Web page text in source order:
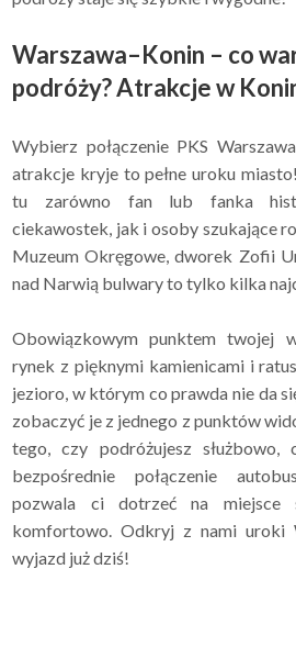
Warszawa–Konin – co
podróży? Atrakcje w
Wybierz połączenie PKS
atrakcje kryje to pełne uroku
tu zarówno fan lub fanka
ciekawostek, jak i osoby szukające
Muzeum Okręgowe, dworek Zofii
nad Narwią bulwary to tylko kilka
Obowiązkowym punktem twojej
rynek z pięknymi kamienicami i
jezioro, w którym co prawda nie da
zobaczyć je z jednego z punktów
tego, czy podróżujesz służbowo,
bezpośrednie połączenie
pozwala ci dotrzeć na miejsce
komfortowo. Odkryj z nami uroki
wyjazd już dziś!